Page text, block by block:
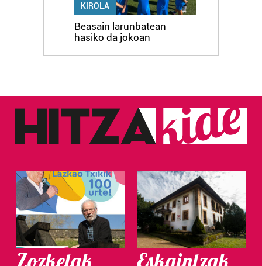
KIROLA
Beasain larunbatean
hasiko da jokoan
Zozketak Eskaintzak